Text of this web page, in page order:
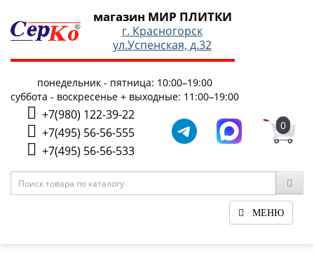
магазин МИР ПЛИТКИ
г. Красногорск
ул.Успенская, д.32
понедельник - пятница: 10:00–19:00
суббота - воскресенье + выходные: 11:00–19:00
+7(980) 122-39-22
+7(495) 56-56-555
+7(495) 56-56-533
0
МЕНЮ